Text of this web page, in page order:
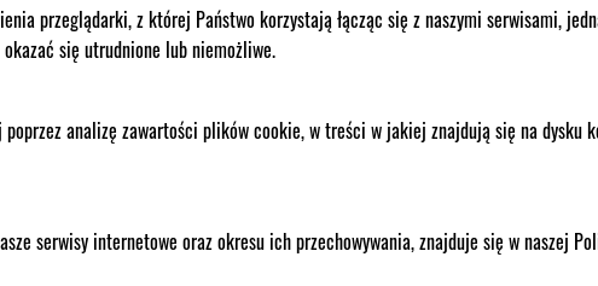
przeglądarki, z której Państwo korzystają łącząc się z naszymi serwisami,
się utrudnione lub niemożliwe.
analizę zawartości plików cookie, w treści w jakiej znajdują się na dysku
serwisy internetowe oraz okresu ich przechowywania, znajduje się w naszej